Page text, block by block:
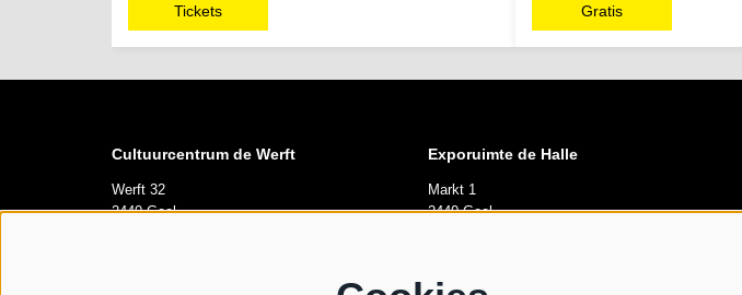
Tickets Gratis
Cultuurcentrum de Werft
Werft 32
2440 Geel
Exporuimte de Halle
Markt 1
2440 Geel